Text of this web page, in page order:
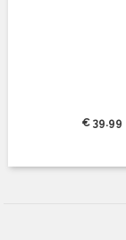
€ 39.99